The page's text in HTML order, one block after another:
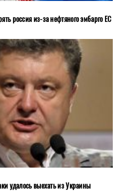
россия из-за нефтяного эмбарго ЕС
удалось выехать из Украины